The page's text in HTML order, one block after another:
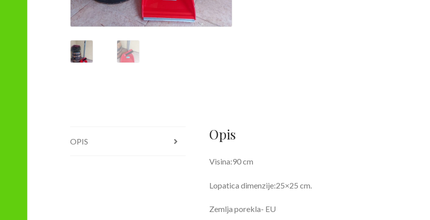
OPIS Opis
Visina:90 cm
Lopatica dimenzije:25×25 cm.
Zemlja porekla- EU